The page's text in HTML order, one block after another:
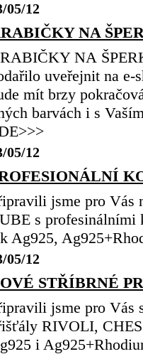
05/12
NA
NA
uveřejnit na e-
mít brzy
barvách i s
05/12
jsme pro Vás
s profesinálními
Ag925,
05/12
STŘÍBRNÉ
jsme pro Vás
RIVOLI,
i